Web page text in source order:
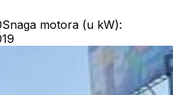
Snaga motora (u kW):